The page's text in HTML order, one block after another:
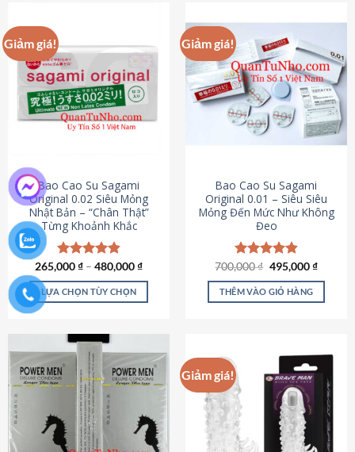
thể
được
chọn
trên
trang
sản
phẩm
Giảm giá!
Bao Cao Su Sagami
Original 0.02 Siêu Mỏng
Nhật Bản – “Chân Thật”
Từng Khoảnh Khắc
Được xếp
hạng4.87
5 sao
265,000₫ – 480,000₫
LỰA CHỌN TÙY CHỌN
này
có
nhiều
biến
thể.
Các
tùy
Giảm giá!
Bao Cao Su Sagami
Original 0.01 – Siêu Siêu
Mỏng Đến Mức Như Không
Đeo
Được xếp
hạng4.83
5 sao
700,000₫ Giá
là:
700,000 ₫.
495,000₫Giá
tại
THÊM VÀO GIỎ HÀNG
Giảm giá!